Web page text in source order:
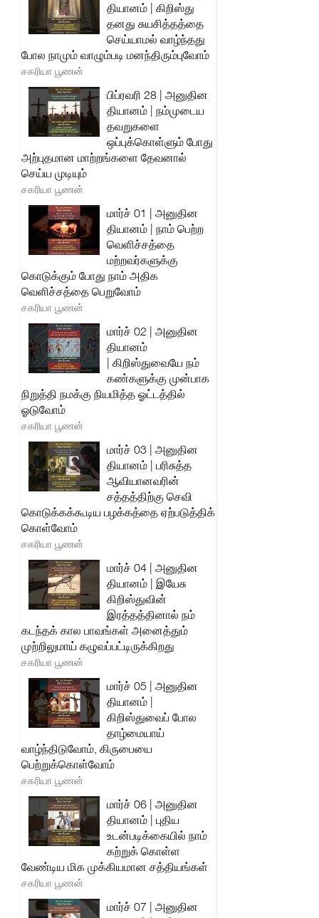
தியானம் | கிறிஸ்து
தனது சுயசித்தத்தை
செய்யாமல் வாழ்ந்தது
போல நாமும் வாழும்படி மனந்திரும்புவோம்
சகரியா பூணன்
பிப்ரவரி 28 | அனுதின
தியானம் | நம்முடைய
தவறுகளை
ஒப்புக்கொள்ளும் போது
அற்புதமான மாற்றங்களை தேவனால்
செய்ய முடியும்
சகரியா பூணன்
மார்ச் 01 | அனுதின
தியானம் | நாம் பெற்ற
வெளிச்சத்தை
மற்றவர்களுக்கு
கொடுக்கும் போது நாம் அதிக
வெளிச்சத்தை பெறுவோம்
சகரியா பூணன்
மார்ச் 02 | அனுதின
தியானம்
| கிறிஸ்துவையே நம்
கண்களுக்கு முன்பாக
நிறுத்தி நமக்கு நியமித்த ஓட்டத்தில்
ஓடுவோம்
சகரியா பூணன்
மார்ச் 03 | அனுதின
தியானம் | பரிசுத்த
ஆவியானவரின்
சத்தத்திற்கு செவி
கொடுக்கக்கூடிய பழக்கத்தை ஏற்படுத்திக்
கொள்வோம்
சகரியா பூணன்
மார்ச் 04 | அனுதின
தியானம் | இயேசு
கிறிஸ்துவின்
இரத்தத்தினால் நம்
கடந்தக் கால பாவங்கள் அனைத்தும்
முற்றிலுமாய் கழுவப்பட்டிருக்கிறது
சகரியா பூணன்
மார்ச் 05 | அனுதின
தியானம் |
கிறிஸ்துவைப் போல
தாழ்மையாய்
வாழ்ந்திடுவோம், கிருபையை
பெற்றுக்கொள்வோம்
சகரியா பூணன்
மார்ச் 06 | அனுதின
தியானம் | புதிய
உடன்படிக்கையில் நாம்
கற்றுக் கொள்ள
வேண்டிய மிக முக்கியமான சத்தியங்கள்
சகரியா பூணன்
மார்ச் 07 | அனுதின